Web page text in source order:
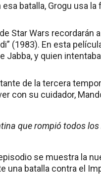
esa batalla, Grogu usa
Star Wars recordarán
(1983). En esta
Jabba, y quien
de la tercera
con su cuidador,
que rompió todos
se muestra la
una batalla contra el